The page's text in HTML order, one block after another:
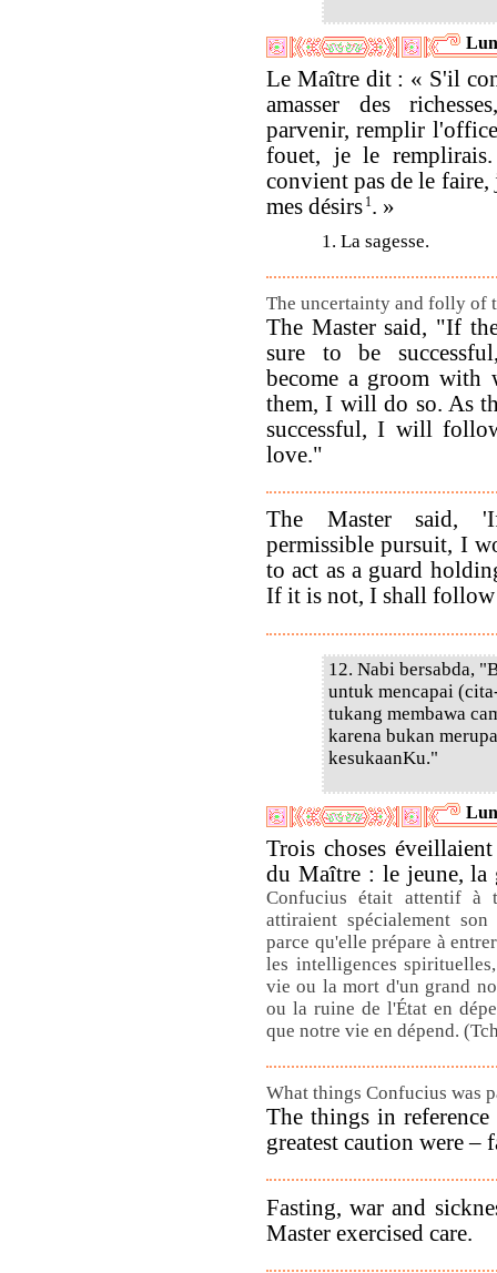
Le Maître dit : « S'il
amasser des
parvenir, remplir
fouet, je le
convient pas de le
mes désirs 1 . »
1. La sagesse.
The uncertainty and folly of
The Master said, "If
sure to be
become a groom
them, I will do so. As
successful, I will
love."
The Master said,
permissible pursuit, I
to act as a guard
If it is not, I shall follow
12. Nabi bersabda,
untuk mencapai
tukang membawa
karena bukan
kesukaanKu."
Trois choses
du Maître : le jeune, la
Confucius était attentif à
attiraient spécialement
parce qu'elle prépare à
les intelligences
vie ou la mort d'un grand
ou la ruine de l'État en
que notre vie en dépend.
What things Confucius was
The things in
greatest caution were –
Fasting, war and
Master exercised care.